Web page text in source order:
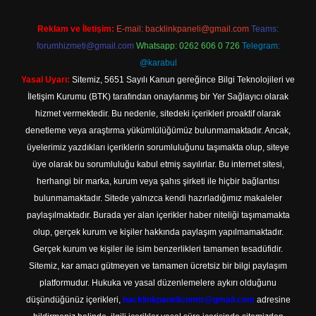
Reklam ve İletişim: E-mail: backlinkpaneli@gmail.com Teams:
forumhizmeti@gmail.com Whatsapp: 0262 606 0 726 Telegram:
@karabul
Yasal Uyarı: Sitemiz, 5651 Sayılı Kanun gereğince Bilgi Teknolojileri ve
İletişim Kurumu (BTK) tarafından onaylanmış bir Yer Sağlayıcı olarak
hizmet vermektedir. Bu nedenle, sitedeki içerikleri proaktif olarak
denetleme veya araştırma yükümlülüğümüz bulunmamaktadır. Ancak,
üyelerimiz yazdıkları içeriklerin sorumluluğunu taşımakta olup, siteye
üye olarak bu sorumluluğu kabul etmiş sayılırlar. Bu internet sitesi,
herhangi bir marka, kurum veya şahıs şirketi ile hiçbir bağlantısı
bulunmamaktadır. Sitede yalnızca kendi hazırladığımız makaleler
paylaşılmaktadır. Burada yer alan içerikler haber niteliği taşımamakta
olup, gerçek kurum ve kişiler hakkında paylaşım yapılmamaktadır.
Gerçek kurum ve kişiler ile isim benzerlikleri tamamen tesadüfidir.
Sitemiz, kar amacı gütmeyen ve tamamen ücretsiz bir bilgi paylaşım
platformudur. Hukuka ve yasal düzenlemelere aykırı olduğunu
düşündüğünüz içerikleri, backlinkpanelicomtr@gmail.com adresine